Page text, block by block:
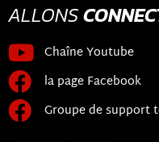
ALLONS
Chaîne Youtube
la page Facebook
Groupe de support